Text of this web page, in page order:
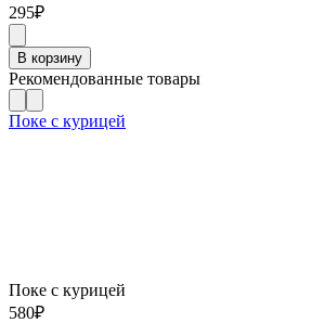
295₽
В корзину
Рекомендованные товары
Поке с курицей
Поке с курицей
580₽